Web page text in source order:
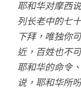
耶和华对摩西
列长老中的七
下拜，唯独你
近，百姓也不
耶和华的命令
说，耶和华所